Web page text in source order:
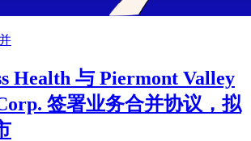
Health 与 Piermont Valley
签署业务合并协议，拟